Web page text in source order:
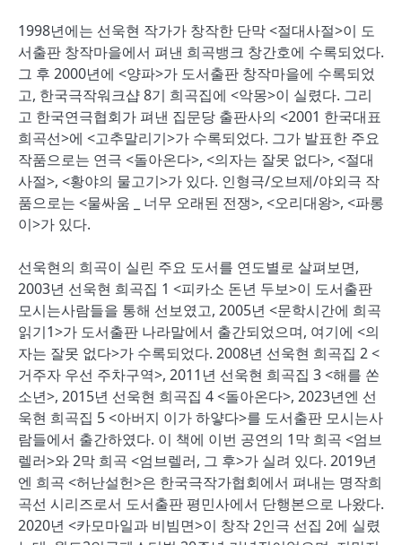
1998년에는 선욱현 작가가 창작한 단막 <절대사절>이 도
서출판 창작마을에서 펴낸 희곡뱅크 창간호에 수록되었다.
그 후 2000년에 <양파>가 도서출판 창작마을에 수록되었
고, 한국극작워크샵 8기 희곡집에 <악몽>이 실렸다. 그리
고 한국연극협회가 펴낸 집문당 출판사의 <2001 한국대표
희곡선>에 <고추말리기>가 수록되었다. 그가 발표한 주요
작품으로는 연극 <돌아온다>, <의자는 잘못 없다>, <절대
사절>, <황야의 물고기>가 있다. 인형극/오브제/야외극 작
품으로는 <물싸움 _ 너무 오래된 전쟁>, <오리대왕>, <파롱
이>가 있다.
선욱현의 희곡이 실린 주요 도서를 연도별로 살펴보면,
2003년 선욱현 희곡집 1 <피카소 돈년 두보>이 도서출판
모시는사람들을 통해 선보였고, 2005년 <문학시간에 희곡
읽기1>가 도서출판 나라말에서 출간되었으며, 여기에 <의
자는 잘못 없다>가 수록되었다. 2008년 선욱현 희곡집 2 <
거주자 우선 주차구역>, 2011년 선욱현 희곡집 3 <해를 쏜
소년>, 2015년 선욱현 희곡집 4 <돌아온다>, 2023년엔 선
욱현 희곡집 5 <아버지 이가 하얗다>를 도서출판 모시는사
람들에서 출간하였다. 이 책에 이번 공연의 1막 희곡 <엄브
렐러>와 2막 희곡 <엄브렐러, 그 후>가 실려 있다. 2019년
엔 희곡 <허난설헌>은 한국극작가협회에서 펴내는 명작희
곡선 시리즈로서 도서출판 평민사에서 단행본으로 나왔다.
2020년 <카모마일과 비빔면>이 창작 2인극 선집 2에 실렸